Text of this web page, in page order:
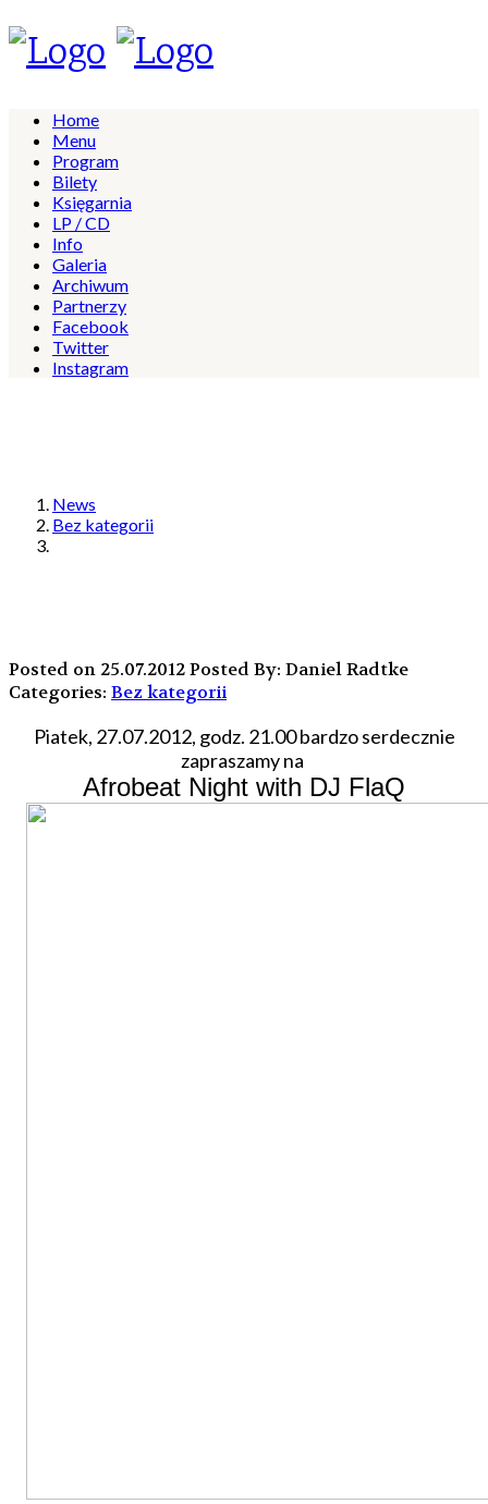
Home
Menu
Program
Bilety
Księgarnia
LP / CD
Info
Galeria
Archiwum
Partnerzy
Facebook
Twitter
Instagram
News
Bez kategorii
Posted on 25.07.2012Posted By: Daniel Radtke
Categories: Bez kategorii
Piatek, 27.07.2012, godz. 21.00 bardzo serdecznie
zapraszamy na
Afrobeat Night with DJ FlaQ